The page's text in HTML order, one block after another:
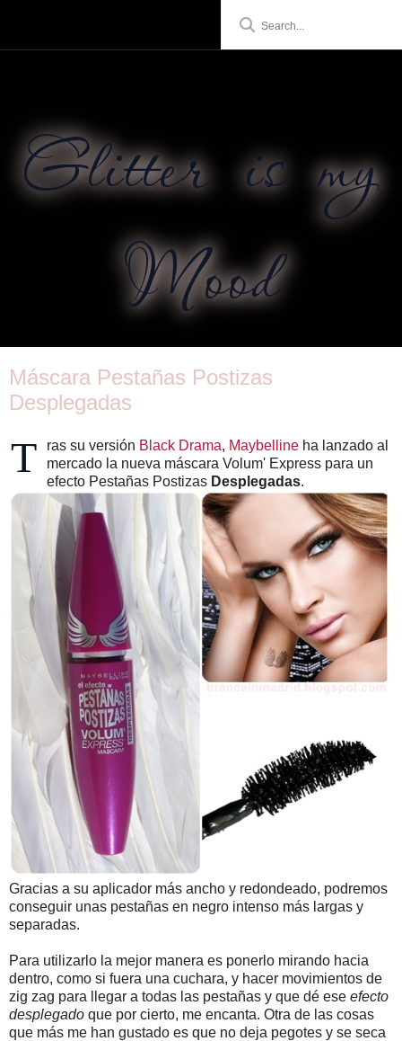
Glitter is my
Mood
Máscara Pestañas Postizas
Desplegadas
T ras su versión Black Drama, Maybelline ha lanzado al
mercado la nueva máscara Volum' Express para un
efecto Pestañas Postizas Desplegadas.
Gracias a su aplicador más ancho y redondeado, podremos
conseguir unas pestañas en negro intenso más largas y
separadas.
Para utilizarlo la mejor manera es ponerlo mirando hacia
dentro, como si fuera una cuchara, y hacer movimientos de
zig zag para llegar a todas las pestañas y que dé ese efecto
desplegado que por cierto, me encanta. Otra de las cosas
que más me han gustado es que no deja pegotes y se seca